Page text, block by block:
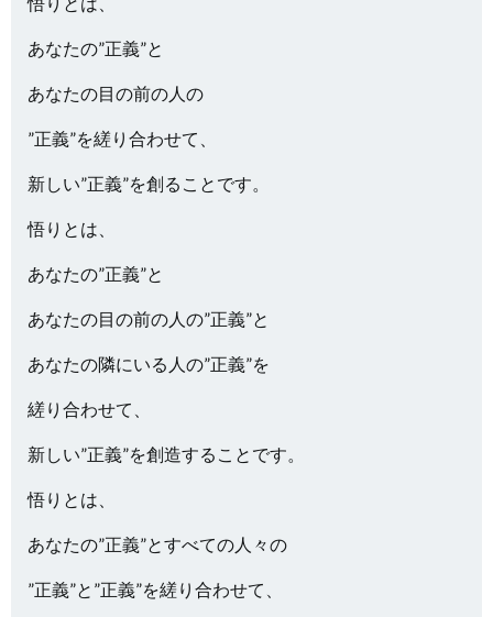
あなたの”正義”と
あなたの目の前の人の
”正義”を縒り合わせて、
新しい”正義”を創ることです。
悟りとは、
あなたの”正義”と
あなたの目の前の人の”正義”と
あなたの隣にいる人の”正義”を
縒り合わせて、
新しい”正義”を創造することです。
悟りとは、
あなたの”正義”とすべての人々の
”正義”と”正義”を縒り合わせて、